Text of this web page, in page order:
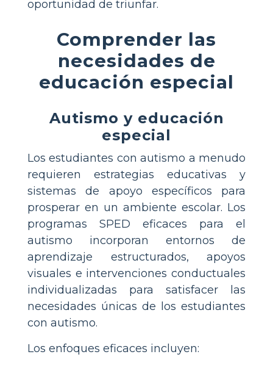
oportunidad de triunfar.
Comprender las
necesidades de
educación especial
Autismo y educación
especial
Los estudiantes con autismo a menudo
requieren estrategias educativas y
sistemas de apoyo específicos para
prosperar en un ambiente escolar. Los
programas SPED eficaces para el
autismo incorporan entornos de
aprendizaje estructurados, apoyos
visuales e intervenciones conductuales
individualizadas para satisfacer las
necesidades únicas de los estudiantes
con autismo.
Los enfoques eficaces incluyen: